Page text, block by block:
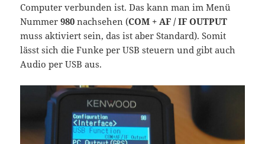
Computer verbunden ist. Das kann man im Menü
Nummer980 nachsehen (COM + AF / IF OUTPUT
muss aktiviert sein, das ist aber Standard). Somit
lässt sich die Funke per USB steuern und gibt auch
Audio per USB aus.